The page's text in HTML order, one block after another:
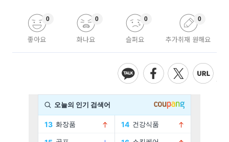
좋아요
0
화나요
0
슬퍼요
0
추가취재 원해요
0